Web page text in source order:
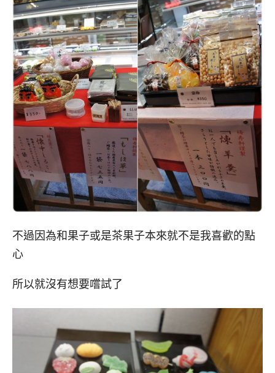
不過因為和果子或是茶果子本來就不是我喜歡的點
心
所以就沒有想要嚐試了